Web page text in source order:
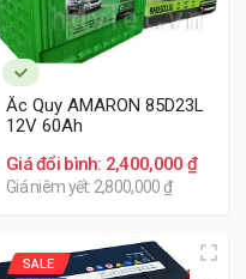
ắc quy cho xe Kia
Ắc Quy AMARON 85D23L
12V 60Ah
Giá đổi bình: 2,400,000 ₫
Giá niêm yết: 2,800,000 ₫
SALE